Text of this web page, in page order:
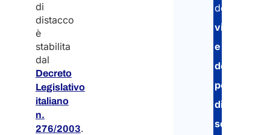
di
distacco
è
stabilita
dal
Decreto
Legislativo
italiano
n.
276/2003.
del
visto
e
del
permesso
di
soggiorno